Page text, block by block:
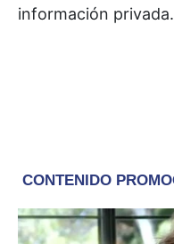
información privada.